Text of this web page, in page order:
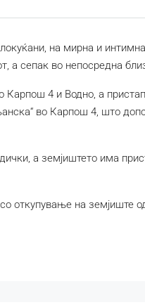
на мирна и
а сепак во непосредна
Карпош 4 и Водно, а
во Карпош 4, што
а земјиштето има
откупување на земјиште